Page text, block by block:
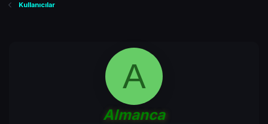
Kullanıcılar
A
Almanca